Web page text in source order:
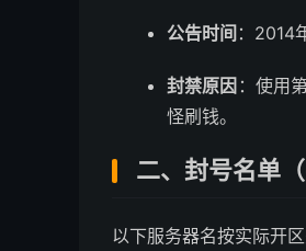
公告时间 ：2014
封禁原因 ：使用
怪刷钱。
二、封号名单
以下服务器名按实际开